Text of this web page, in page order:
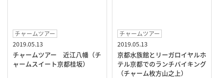
チャームツアー
2019.05.13
チャームツアー 近江八幡（チ
ャームスイート京都桂坂）
チャームツアー
2019.05.13
京都水族館とリーガロイヤルホ
テル京都でのランチバイキング
（チャーム枚方山之上）